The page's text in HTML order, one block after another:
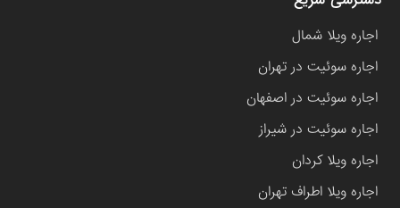
اجاره ویلا شمال
اجاره سوئیت در تهران
اجاره سوئیت در اصفهان
اجاره سوئیت در شیراز
اجاره ویلا کردان
اجاره ویلا اطراف تهران